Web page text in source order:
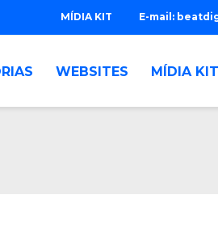
E-mail:
MÍDIA KIT
WEBSITES MÍDIA KIT